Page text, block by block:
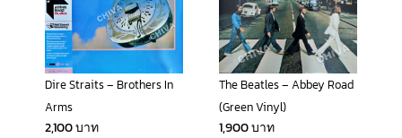
Dire Straits – Brothers In
Arms
2,100บาท
The Beatles – Abbey Road
(Green Vinyl)
1,900บาท